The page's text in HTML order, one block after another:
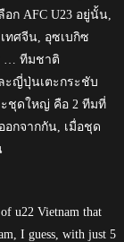
ก AFC U23 อยู่นั้น,
ทศจีน, อุซเบกิซ
… ทีมชาติ
ะญี่ปุ่นเตะกระชับ
ะชุดใหญ่ คือ 2 ทีมที่
กจากกัน, เมื่อชุด
u22 Vietnam that
I guess, with just 5